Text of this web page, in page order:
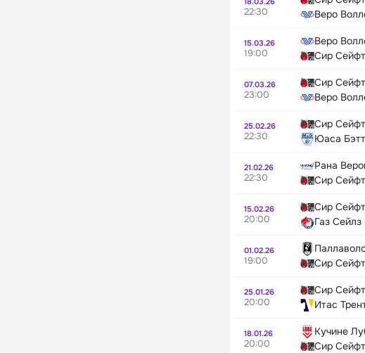
22:30
Веро
15.03.26
19:00
Веро
Сир
07.03.26
23:00
Сир
Веро
25.02.26
22:30
Сир
Юаса
21.02.26
22:30
Рана
Сир
15.02.26
20:00
Сир
Газ
01.02.26
19:00
Сир
25.01.26
20:00
Сир
Итас
18.01.26
20:00
Кучине
Сир